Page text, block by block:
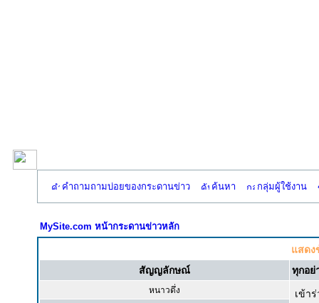
คำถามถามบ่อยของกระดานข่าว ค้นหา กลุ่มผู้ใช้งาน
MySite.com หน้ากระดานข่าวหลัก
แสดง
สัญญลักษณ์
ทุกอย่
หนาวดึ่ง
เข้า